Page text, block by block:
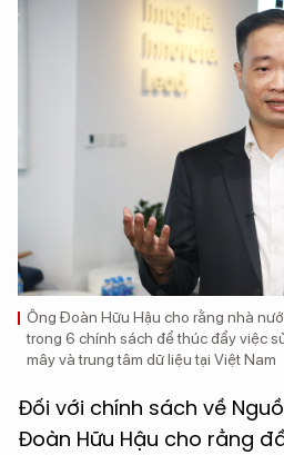
Ông Đoàn Hữu Hậu cho rằng nhà
trong 6 chính sách để thúc đẩy việc
mây và trung tâm dữ liệu tại Việt Nam
Đối với chính sách về
Đoàn Hữu Hậu cho rằng